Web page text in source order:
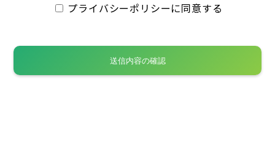
プライバシーポリシーに同意する